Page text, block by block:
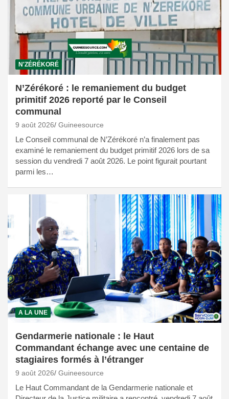
N'ZÉRÉKORÉ
N’Zérékoré : le remaniement du budget
primitif 2026 reporté par le Conseil
communal
9 août 2026 Guineesource
Le Conseil communal de N’Zérékoré n’a finalement pas
examiné le remaniement du budget primitif 2026 lors de sa
session du vendredi 7 août 2026. Le point figurait pourtant
parmi les…
A LA UNE
Gendarmerie nationale : le Haut
Commandant échange avec une centaine de
stagiaires formés à l’étranger
9 août 2026 Guineesource
Le Haut Commandant de la Gendarmerie nationale et